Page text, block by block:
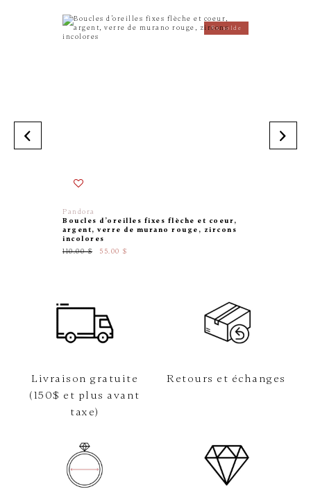
En solde
Pandora
Boucles d’oreilles fixes flèche et coeur,
argent, verre de murano rouge, zircons
incolores
110.00 $
55.00 $
Livraison gratuite
(150$ et plus avant
taxe)
Retours et échanges